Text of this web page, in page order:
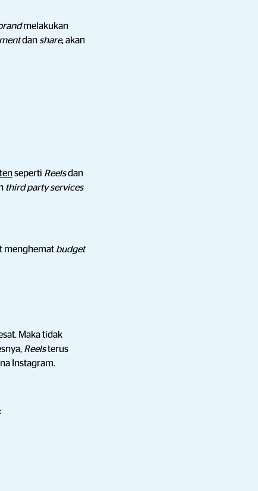
melakukan
dan share, akan
seperti Reelsdan
third party services
menghemat budget
Maka tidak
Reelsterus
Instagram.